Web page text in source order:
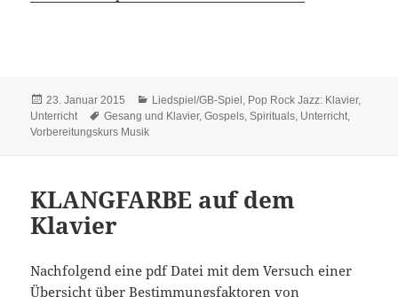
Veröffentlicht
am
23. Januar 2015 Kategorien
Liedspiel/GB-Spiel , Pop Rock Jazz: Klavier,
Unterricht
Schlagwörter
Gesang und Klavier,Gospels,Spirituals, Unterricht,
Vorbereitungskurs Musik
KLANGFARBE auf dem
Klavier
Nachfolgend eine pdf Datei mit dem Versuch einer
Übersicht über Bestimmungsfaktoren von